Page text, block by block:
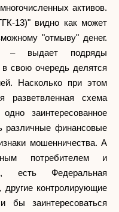
активов.
13)" видно как может
"отмыву" денег.
– выдает подряды
свою очередь делятся
Насколько при этом
разветвленная схема
заинтересованное
различные финансовые
мошенничества. А
потребителем и
есть Федеральная
контролирующие
бы заинтересоваться